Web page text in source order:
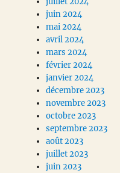
juin 2024
mai 2024
avril 2024
mars 2024
février 2024
janvier 2024
décembre 2023
novembre 2023
octobre 2023
septembre 2023
août 2023
juillet 2023
juin 2023